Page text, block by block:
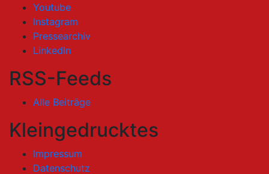
Youtube
Instagram
Pressearchiv
LinkedIn
RSS-Feeds
Alle Beiträge
Kleingedrucktes
Impressum
Datenschutz